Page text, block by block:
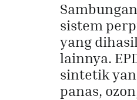
sistem
yang
lainnya.
sintetik
panas,